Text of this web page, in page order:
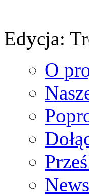
Edycja:
O